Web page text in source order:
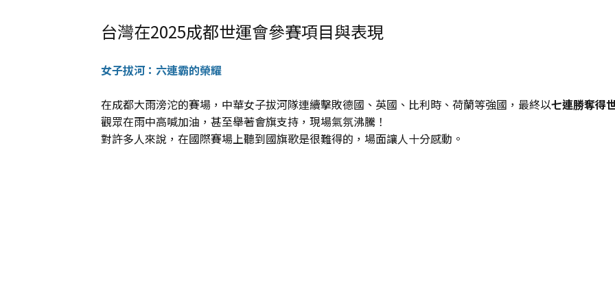
台灣在2025成都世運會參賽項目與表現
女子拔河：六連霸的榮耀
在成都大雨滂沱的賽場，中華女子拔河隊連續擊敗德國、英國、比利時、荷蘭等強國，最終以七連勝奪得
觀眾在雨中高喊加油，甚至舉著會旗支持，現場氣氛沸騰！
對許多人來說，在國際賽場上聽到國旗歌是很難得的，場面讓人十分感動。